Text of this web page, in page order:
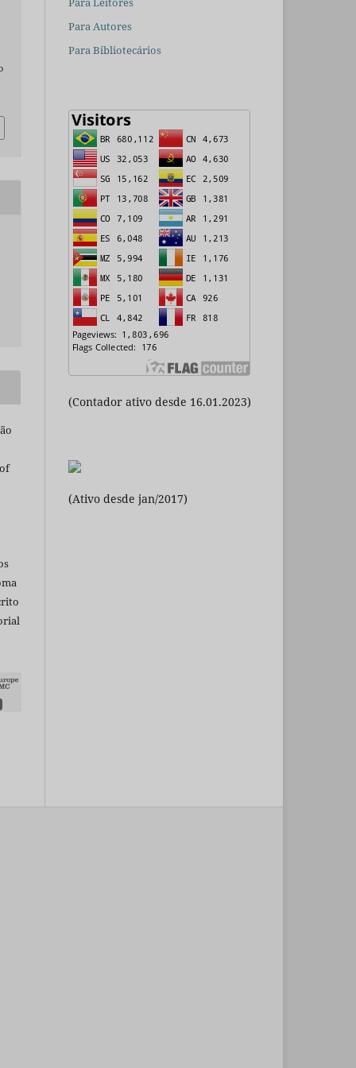
Para Autores
Para Bibliotecários
(Contador ativo desde 16.01.2023)
(Ativo desde jan/2017)